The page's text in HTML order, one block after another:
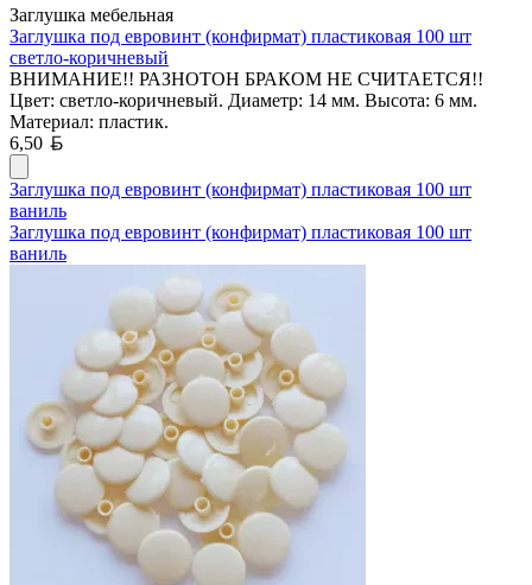
Заглушка мебельная
Заглушка под евровинт (конфирмат) пластиковая 100 шт
светло-коричневый
ВНИМАНИЕ!! РАЗНОТОН БРАКОМ НЕ СЧИТАЕТСЯ!!
Цвет: светло-коричневый. Диаметр: 14 мм. Высота: 6 мм.
Материал: пластик.
6,50
Заглушка под евровинт (конфирмат) пластиковая 100 шт
ваниль
Заглушка под евровинт (конфирмат) пластиковая 100 шт
ваниль